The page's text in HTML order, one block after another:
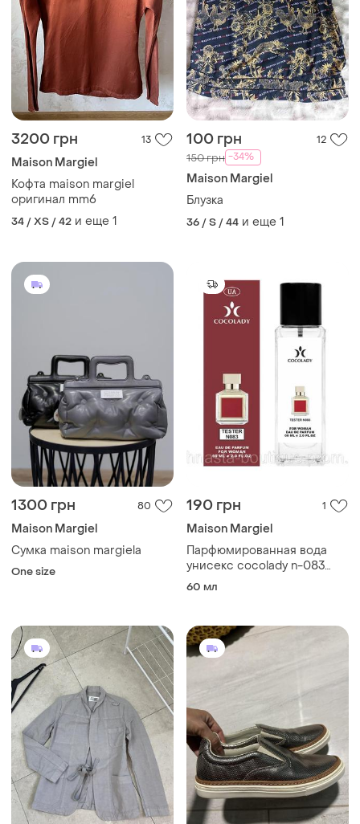
3200 грн 13
Maison Margiel
Кофта maison margiel
оригинал mm6
34 / XS / 42 и еще 1
100 грн 12
150 грн -34%
Maison Margiel
Блузка
36 / S / 44 и еще 1
1300 грн 80
Maison Margiel
Сумка maison margiela
One size
190 грн 1
Maison Margiel
Парфюмированная вода
унисекс cocolady n-083
(maison francis kurkdjian
60 мл